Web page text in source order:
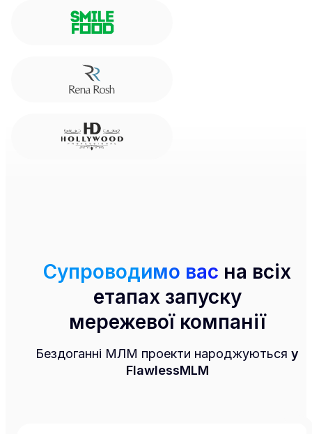
Супроводимо вас на всіх
етапах запуску
мережевої компанії
Бездоганні МЛМ проекти народжуються у
FlawlessMLM